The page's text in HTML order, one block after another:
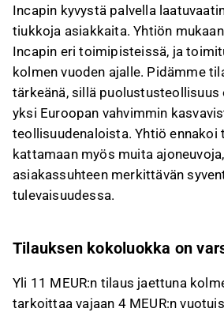
Incapin kyvystä palvella
tiukkoja asiakkaita. Yhtiön
Incapin eri toimipisteissä, ja
kolmen vuoden ajalle. Pidämme
tärkeänä, sillä puolustusteollisuus
yksi Euroopan vahvimmin
teollisuudenaloista. Yhtiö ennakoi
kattamaan myös muita
asiakassuhteen merkittävän
tulevaisuudessa.
Tilauksen kokoluokka on
Yli 11 MEUR:n tilaus jaettuna
tarkoittaa vajaan 4 MEUR:n